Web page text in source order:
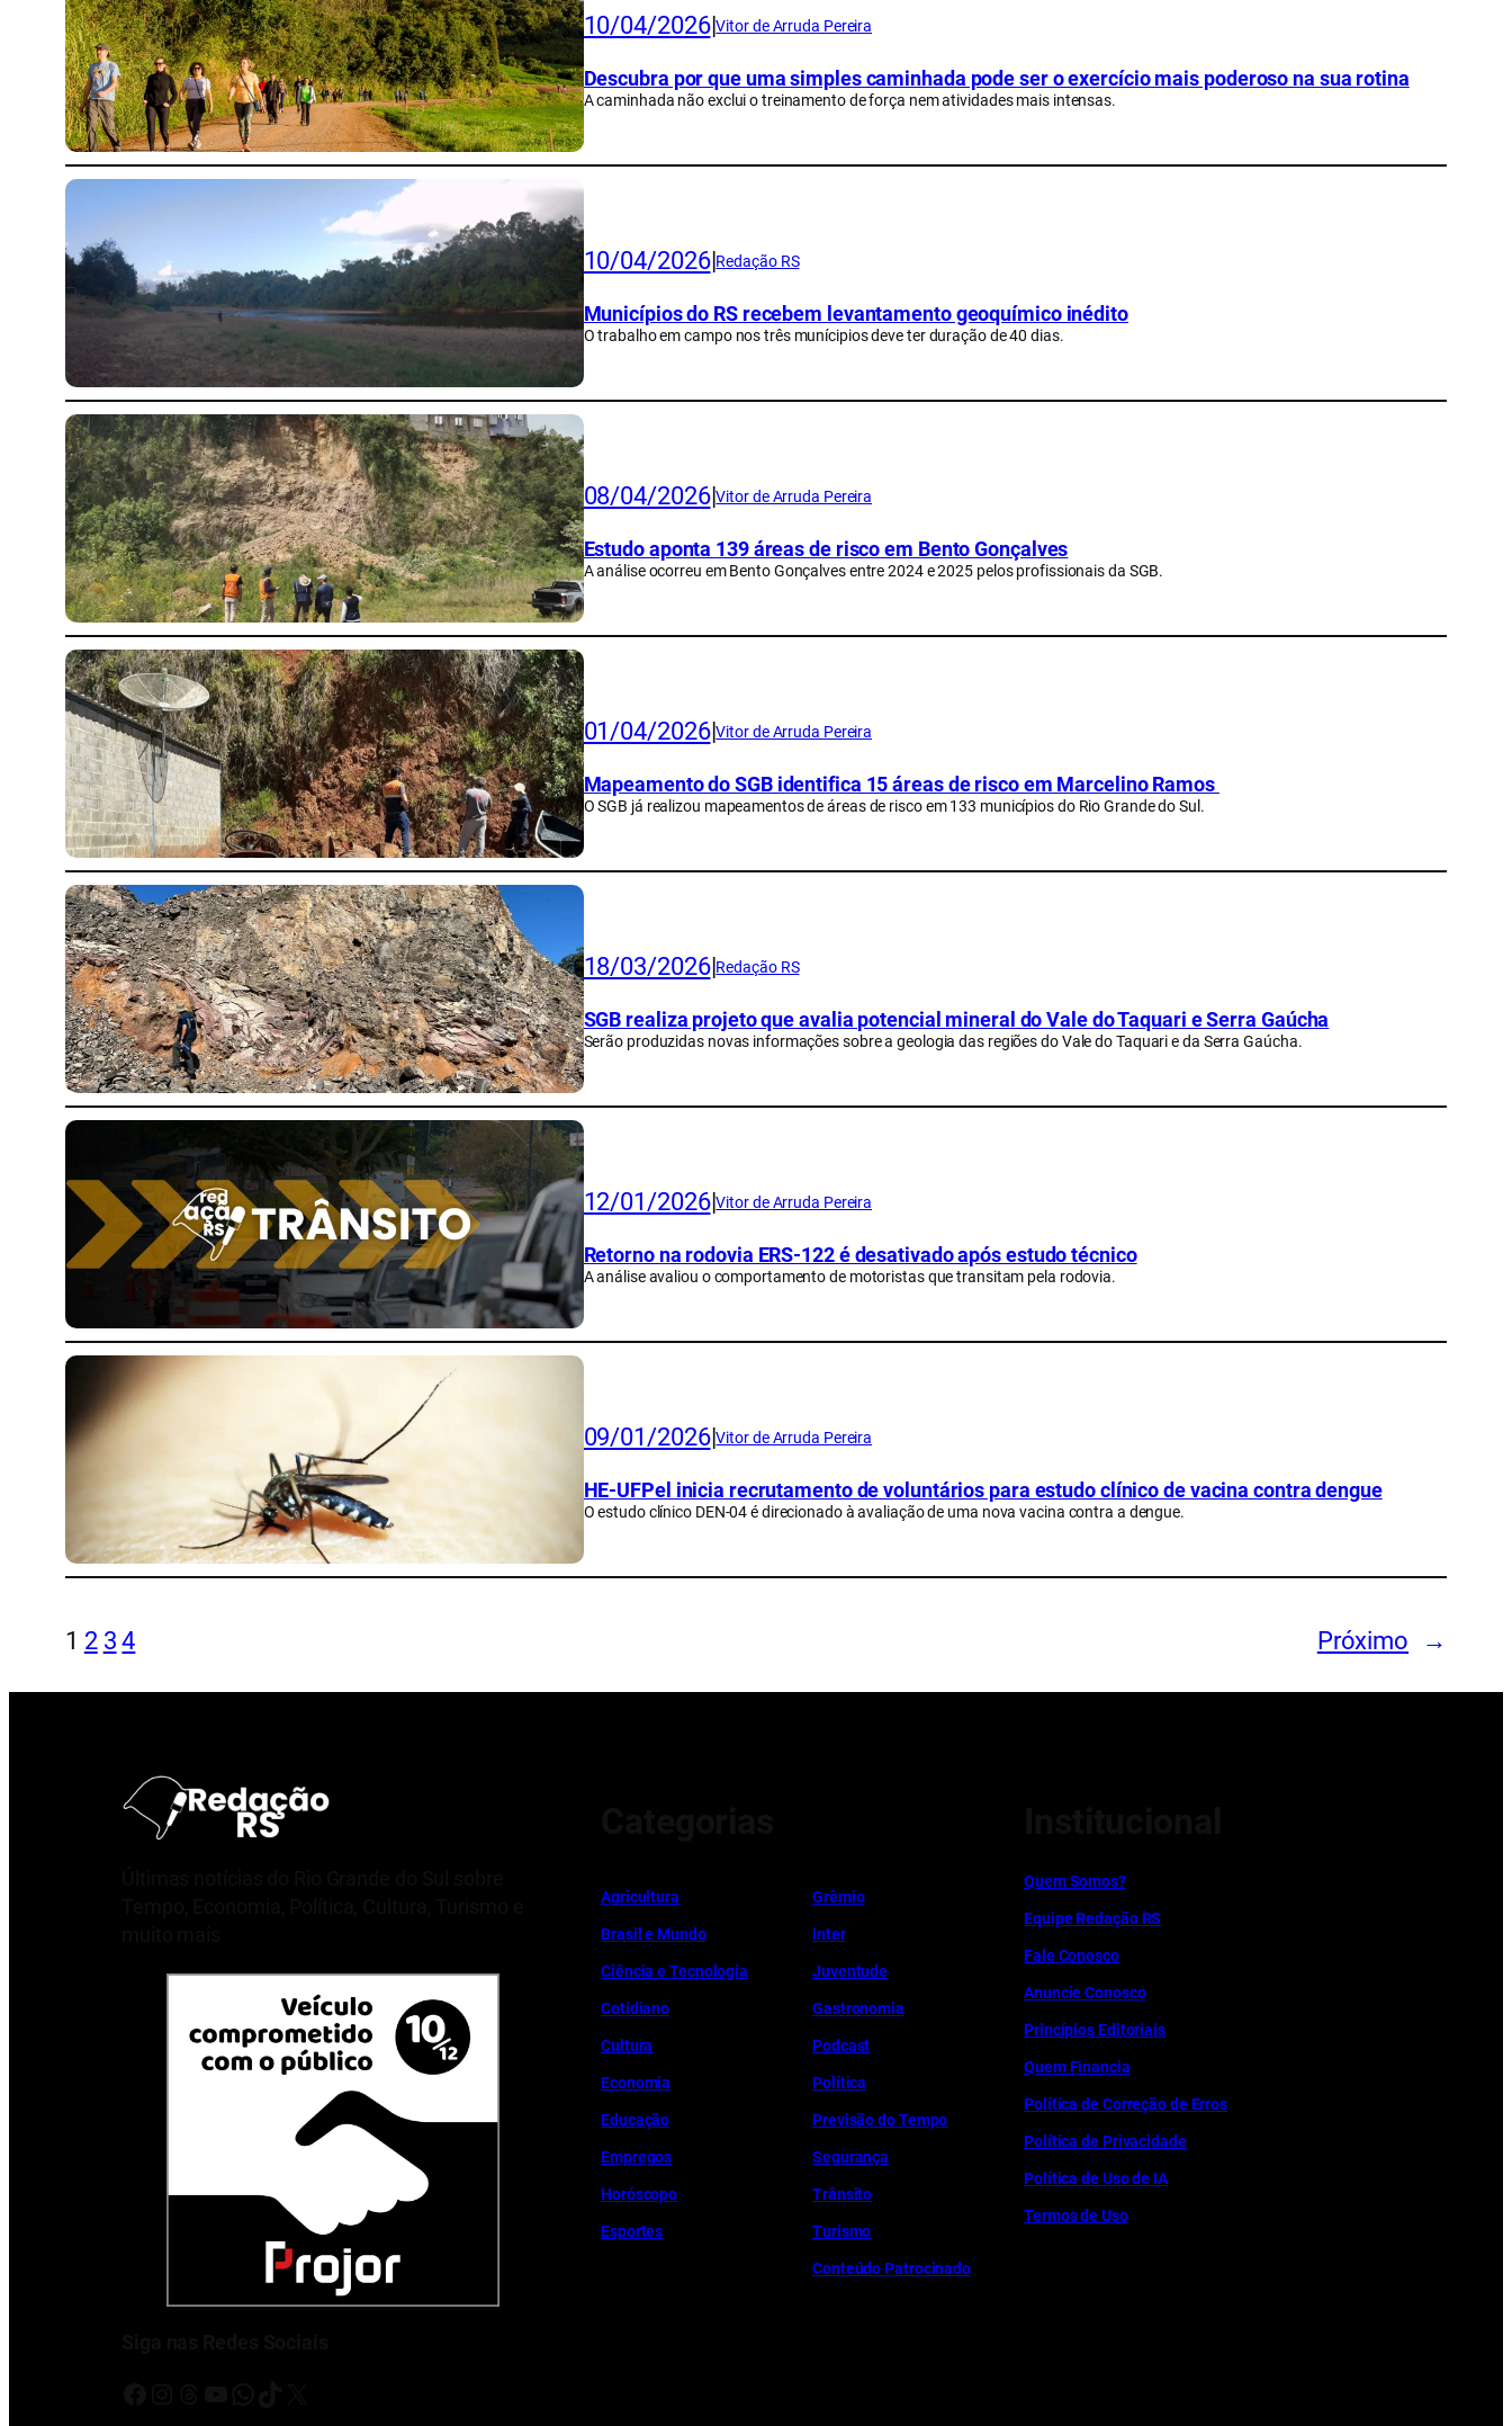
10/04/2026|Vitor de Arruda Pereira
Descubra por que uma simples caminhada pode ser o exercício mais poderoso na sua rotina
A caminhada não exclui o treinamento de força nem atividades mais intensas.
10/04/2026|Redação RS
Municípios do RS recebem levantamento geoquímico inédito
O trabalho em campo nos três munícipios deve ter duração de 40 dias.
08/04/2026|Vitor de Arruda Pereira
Estudo aponta 139 áreas de risco em Bento Gonçalves
A análise ocorreu em Bento Gonçalves entre 2024 e 2025 pelos profissionais da SGB.
01/04/2026|Vitor de Arruda Pereira
Mapeamento do SGB identifica 15 áreas de risco em Marcelino Ramos
O SGB já realizou mapeamentos de áreas de risco em 133 municípios do Rio Grande do Sul.
18/03/2026|Redação RS
SGB realiza projeto que avalia potencial mineral do Vale do Taquari e Serra Gaúcha
Serão produzidas novas informações sobre a geologia das regiões do Vale do Taquari e da Serra Gaúcha.
12/01/2026|Vitor de Arruda Pereira
Retorno na rodovia ERS-122 é desativado após estudo técnico
A análise avaliou o comportamento de motoristas que transitam pela rodovia.
09/01/2026|Vitor de Arruda Pereira
HE-UFPel inicia recrutamento de voluntários para estudo clínico de vacina contra dengue
O estudo clínico DEN-04 é direcionado à avaliação de uma nova vacina contra a dengue.
1 2 3 4 Próximo →
Agricultura
Brasil e Mundo
Ciência e Tecnologia
Cotidiano
Cultura
Economia
Educação
Empregos
Horóscopo
Esportes
Grêmio
Inter
Juventude
Gastronomia
Podcast
Política
Previsão do Tempo
Segurança
Trânsito
Turismo
Conteúdo Patrocinado
Quem Somos?
Equipe Redação RS
Fale Conosco
Anuncie Conosco
Princípios Editoriais
Quem Financia
Política de Correção de Erros
Política de Privacidade
Política de Uso de IA
Termos de Uso